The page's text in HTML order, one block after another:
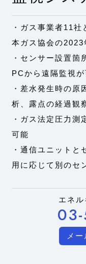
・ガス事業者11
本ガス協会の2023
・センサー設置箇
PCから遠隔監視が
・差水発生時の原
析、露点の経過観
・ガス法定圧力測
可能
・通信ユニットと
用に応じて別のセ
エネ
メ